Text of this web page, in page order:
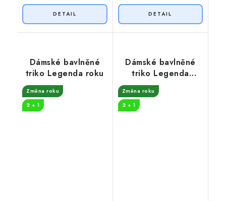
Dámské bavlněné
triko Legenda roku
Změna roku
2 + 1
Dámské bavlněné
triko Legenda
padesát
Změna roku
2 + 1